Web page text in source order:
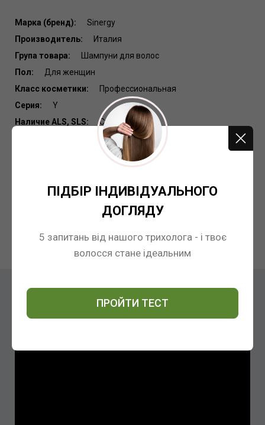
Марка (бренд):
Sinergy
Производитель:
Италия
Група товара:
Шампуни для волос
Пол:
Для женщин
Класс косметики:
Профессиональная
Серия:
Y
Наличие АLS, SLS:
Сульфатный
Назначение средства для волос:
Закрепление цвета
Штрихкод:
8033745721710
ВІДГУКИ
ПІДБІР ІНДИВІДУАЛЬНОГО
ДОГЛЯДУ
5 запитань від нашого трихолога - і твоє
волосся стане ідеальним
ПРОЙТИ ТЕСТ